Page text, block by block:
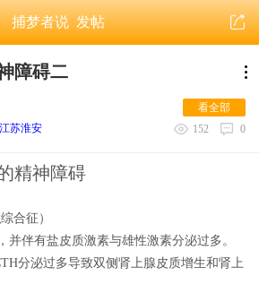
捕梦者说发帖
障碍二
苏淮安
看全部
152
0
精神障碍
合征）
并伴有盐皮质激素与雄性激素分泌过多。
分泌过多导致双侧肾上腺皮质增生和肾上